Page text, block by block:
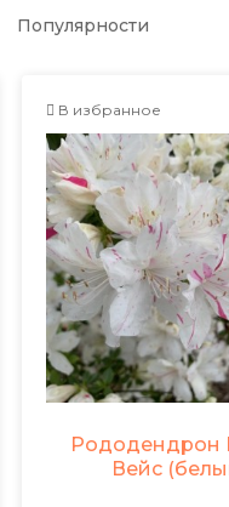
Популярности
В избранное
Рододендрон
Вейс